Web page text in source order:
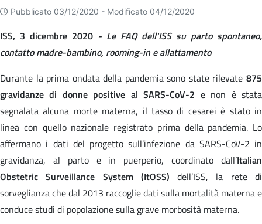
Pubblicato 03/12/2020 - Modificato 04/12/2020
ISS, 3 dicembre 2020 - Le FAQ dell'ISS su parto spontaneo,
contatto madre-bambino, rooming-in e allattamento
Durante la prima ondata della pandemia sono state rilevate 875
gravidanze di donne positive al SARS-CoV-2 e non è stata
segnalata alcuna morte materna, il tasso di cesarei è stato in
linea con quello nazionale registrato prima della pandemia. Lo
affermano i dati del progetto sull’infezione da SARS-CoV-2 in
gravidanza, al parto e in puerperio, coordinato dall’Italian
Obstetric Surveillance System (ItOSS) dell’ISS, la rete di
sorveglianza che dal 2013 raccoglie dati sulla mortalità materna e
conduce studi di popolazione sulla grave morbosità materna.